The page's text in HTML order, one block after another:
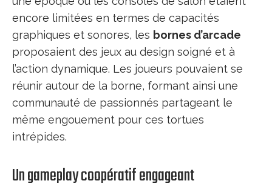
encore limitées en termes de capacités
graphiques et sonores, les bornes d’arcade
proposaient des jeux au design soigné et à
l’action dynamique. Les joueurs pouvaient se
réunir autour de la borne, formant ainsi une
communauté de passionnés partageant le
même engouement pour ces tortues
intrépides.
Un gameplay coopératif engageant